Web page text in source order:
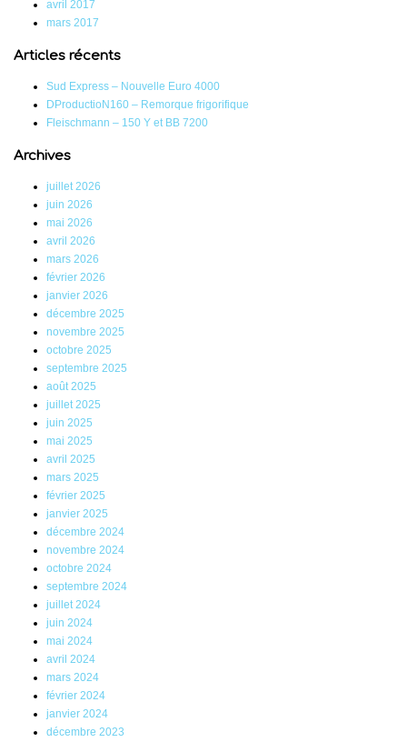
avril 2017
mars 2017
Articles récents
Sud Express – Nouvelle Euro 4000
DProductioN160 – Remorque frigorifique
Fleischmann – 150 Y et BB 7200
Archives
juillet 2026
juin 2026
mai 2026
avril 2026
mars 2026
février 2026
janvier 2026
décembre 2025
novembre 2025
octobre 2025
septembre 2025
août 2025
juillet 2025
juin 2025
mai 2025
avril 2025
mars 2025
février 2025
janvier 2025
décembre 2024
novembre 2024
octobre 2024
septembre 2024
juillet 2024
juin 2024
mai 2024
avril 2024
mars 2024
février 2024
janvier 2024
décembre 2023